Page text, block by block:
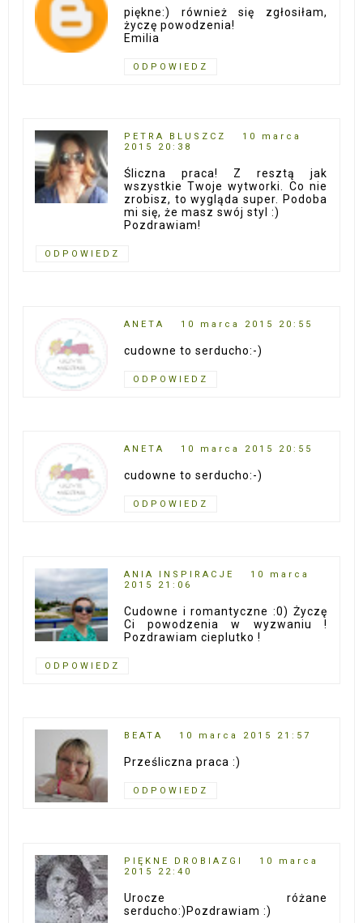
piękne:) również się zgłosiłam,
życzę powodzenia!
Emilia
ODPOWIEDZ
PETRA BLUSZCZ
10 marca
2015 20:38
Śliczna praca! Z resztą jak
wszystkie Twoje wytworki. Co nie
zrobisz, to wygląda super. Podoba
mi się, że masz swój styl :)
Pozdrawiam!
ODPOWIEDZ
ANETA 10 marca 2015 20:55
cudowne to serducho:-)
ODPOWIEDZ
ANETA 10 marca 2015 20:55
cudowne to serducho:-)
ODPOWIEDZ
ANIA INSPIRACJE
10 marca
2015 21:06
Cudowne i romantyczne :0) Życzę
Ci powodzenia w wyzwaniu !
Pozdrawiam cieplutko !
ODPOWIEDZ
BEATA 10 marca 2015 21:57
Prześliczna praca :)
ODPOWIEDZ
PIĘKNE DROBIAZGI
10 marca
2015 22:40
Urocze różane
serducho:)Pozdrawiam :)